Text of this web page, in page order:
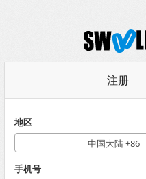
注册
地区
中国大陆 +86
手机号